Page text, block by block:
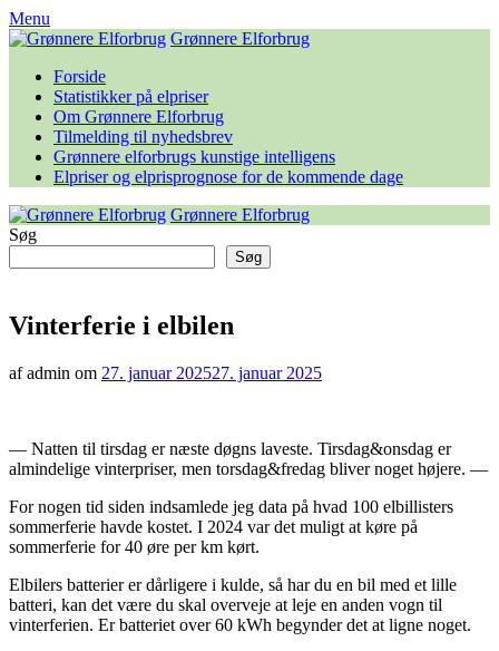
Skip
to
Menu
Grønnere Elforbrug
Forside
Statistikker på elpriser
Om Grønnere Elforbrug
Tilmelding til nyhedsbrev
Grønnere elforbrugs kunstige intelligens
Elpriser og elprisprognose for de kommende dage
Grønnere Elforbrug
Søg
Søg
Vinterferie i elbilen
af admin om 27. januar 202527. januar 2025
— Natten til tirsdag er næste døgns laveste. Tirsdag&onsdag er
almindelige vinterpriser, men torsdag&fredag bliver noget højere. —
For nogen tid siden indsamlede jeg data på hvad 100 elbillisters
sommerferie havde kostet. I 2024 var det muligt at køre på
sommerferie for 40 øre per km kørt.
Elbilers batterier er dårligere i kulde, så har du en bil med et lille
batteri, kan det være du skal overveje at leje en anden vogn til
vinterferien. Er batteriet over 60 kWh begynder det at ligne noget.